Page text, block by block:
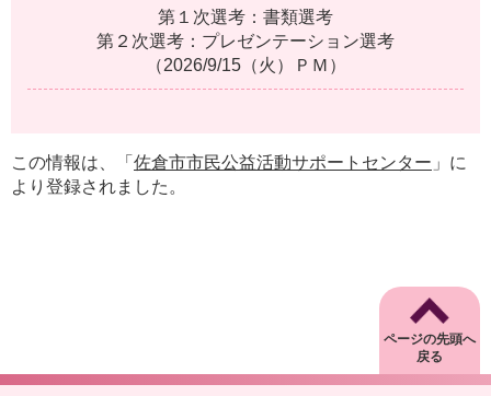
第１次選考：書類選考
第２次選考：プレゼンテーション選考
（2026/9/15（火）ＰＭ）
この情報は、「 佐倉市市民公益活動サポートセンター 」に
より登録されました。
ページの先頭へ
戻る